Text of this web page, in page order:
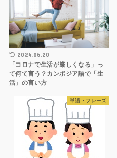
2024.06.20
「コロナで生活が厳しくなる」っ
て何て言う？カンボジア語で「生
活」の言い方
単語・フレーズ